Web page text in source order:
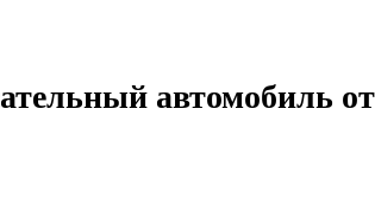
автомобиль